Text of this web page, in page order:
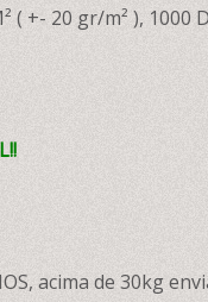
( +- 20 gr/m² ), 1000
acima de 30kg